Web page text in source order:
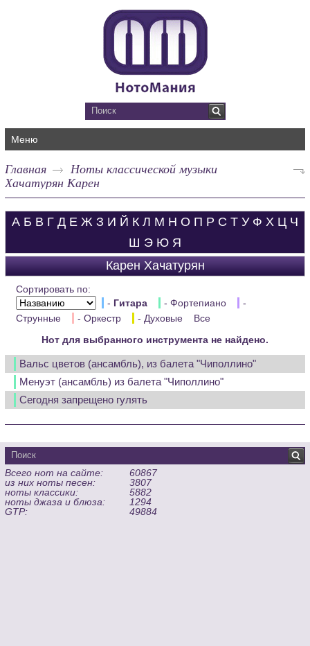
Меню
Главная
Ноты классической музыки
Хачатурян Карен
А Б В Г Д Е Ж З И Й К Л М Н О П Р С Т У Ф Х Ц Ч
Ш Э Ю Я
Карен Хачатурян
Сортировать по:
- Гитара - Фортепиано
-
Струнные
- Оркестр - Духовые
Все
Нот для выбранного инструмента не найдено.
Вальс цветов (ансамбль), из балета "Чиполлино"
Менуэт (ансамбль) из балета "Чиполлино"
Сегодня запрещено гулять
Всего нот на сайте:
60867
из них ноты песен:
3807
ноты классики:
5882
ноты джаза и блюза:
1294
GTP:
49884